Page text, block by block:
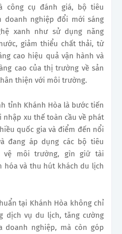
công cụ đánh giá, bộ tiêu
doanh nghiệp đổi mới sáng
xanh như sử dụng năng
giảm thiểu chất thải, từ
cao hiệu quả vận hành và
cao của thị trường về sản
thiện với môi trường.
tỉnh Khánh Hòa là bước tiến
xu thế toàn cầu về phát
quốc gia và điểm đến nổi
đang áp dụng các bộ tiêu
vệ môi trường, gìn giữ tài
hóa và thu hút khách du lịch
tại Khánh Hòa không chỉ
dịch vụ du lịch, tăng cường
doanh nghiệp, mà còn góp